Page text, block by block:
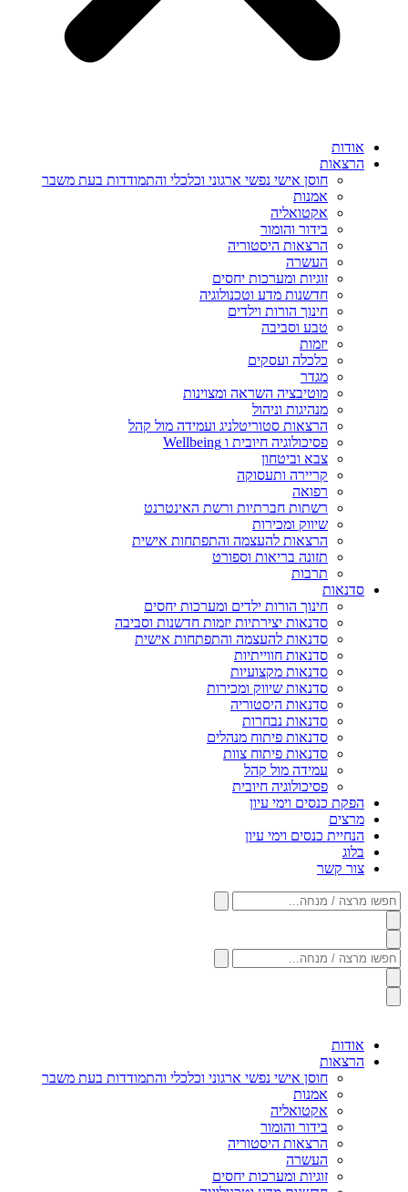
אודות
הרצאות
חוסן אישי נפשי ארגוני וכלכלי והתמודדות בעת משבר
אמנות
אקטואליה
בידור והומור
הרצאות היסטוריה
העשרה
זוגיות ומערכות יחסים
חדשנות מדע וטכנולוגיה
חינוך הורות וילדים
טבע וסביבה
יזמות
כלכלה ועסקים
מגדר
מוטיבציה השראה ומצוינות
מנהיגות וניהול
הרצאות סטוריטלניג ועמידה מול קהל
פסיכולוגיה חיובית ו Wellbeing
צבא וביטחון
קריירה ותעסוקה
רפואה
רשתות חברתיות ורשת האינטרנט
שיווק ומכירות
הרצאות להעצמה והתפתחות אישית
תזונה בריאות וספורט
תרבות
סדנאות
חינוך הורות ילדים ומערכות יחסים
סדנאות יצירתיות יזמות חדשנות וסביבה
סדנאות להעצמה והתפתחות אישית
סדנאות חווייתיות
סדנאות מקצועיות
סדנאות שיווק ומכירות
סדנאות היסטוריה
סדנאות נבחרות
סדנאות פיתוח מנהלים
סדנאות פיתוח צוות
עמידה מול קהל
פסיכולוגיה חיובית
הפקת כנסים וימי עיון
מרצים
הנחיית כנסים וימי עיון
בלוג
צור קשר
חפשו
מרצה
/
מנחה...
חפשו
מרצה
/
מנחה...
אודות
הרצאות
חוסן אישי נפשי ארגוני וכלכלי והתמודדות בעת משבר
אמנות
אקטואליה
בידור והומור
הרצאות היסטוריה
העשרה
זוגיות ומערכות יחסים